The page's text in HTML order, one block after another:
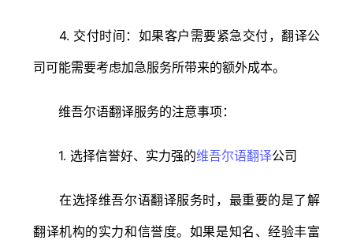
4. 交付时间：如果客户需要紧急交付，翻译公
司可能需要考虑加急服务所带来的额外成本。
维吾尔语翻译服务的注意事项：
1. 选择信誉好、实力强的维吾尔语翻译公司
在选择维吾尔语翻译服务时，最重要的是了解
翻译机构的实力和信誉度。如果是知名、经验丰富